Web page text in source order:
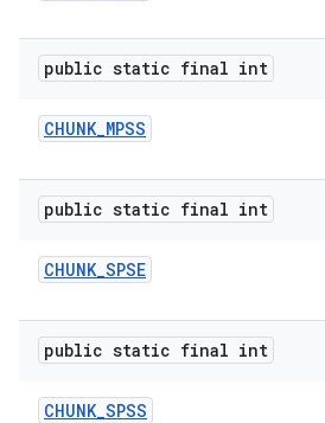
public static final int
CHUNK_MPSS
public static final int
CHUNK_SPSE
public static final int
CHUNK_SPSS